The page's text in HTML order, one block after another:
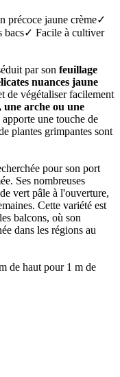
précoce jaune crème✓
bacs✓ Facile à cultiver
par son feuillage
nuances jaune
de végétaliser facilement
arche ou une
une touche de
plantes grimpantes sont
pour son port
Ses nombreuses
vert pâle à l'ouverture,
Cette variété est
balcons, où son
dans les régions au
de haut pour 1 m de